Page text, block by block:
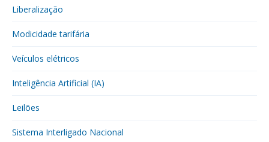
Liberalização
Modicidade tarifária
Veículos elétricos
Inteligência Artificial (IA)
Leilões
Sistema Interligado Nacional